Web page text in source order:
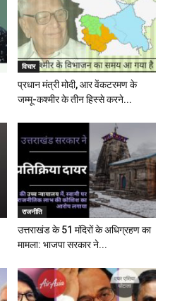
विचार
प्रधान मंत्री मोदी, आर वेंकटरमण के
जम्मू-कश्मीर के तीन हिस्से करने...
राजनीति
उत्तराखंड के 51 मंदिरों के अधिग्रहण का
मामला: भाजपा सरकार ने...